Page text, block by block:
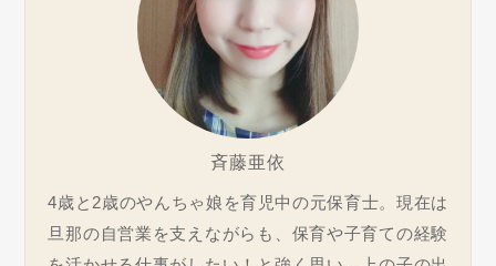
斉藤亜依
4歳と2歳のやんちゃ娘を育児中の元保育士。現在は
旦那の自営業を支えながらも、保育や子育ての経験